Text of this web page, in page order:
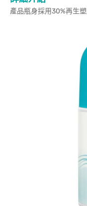
產品瓶身採用30%再生